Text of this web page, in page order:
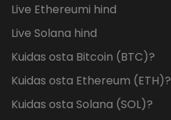
Live Ethereumi hind
Live Solana hind
Kuidas osta Bitcoin (BTC)?
Kuidas osta Ethereum (ETH)?
Kuidas osta Solana (SOL)?